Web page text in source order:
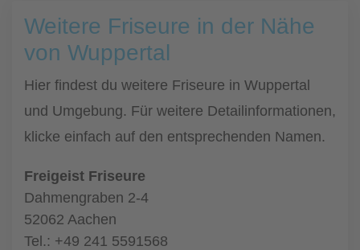
Weitere Friseure in der Nähe
von Wuppertal
Hier findest du weitere Friseure in Wuppertal
und Umgebung. Für weitere Detailinformationen,
klicke einfach auf den entsprechenden Namen.
Freigeist Friseure
Dahmengraben 2-4
52062 Aachen
Tel.: +49 241 5591568